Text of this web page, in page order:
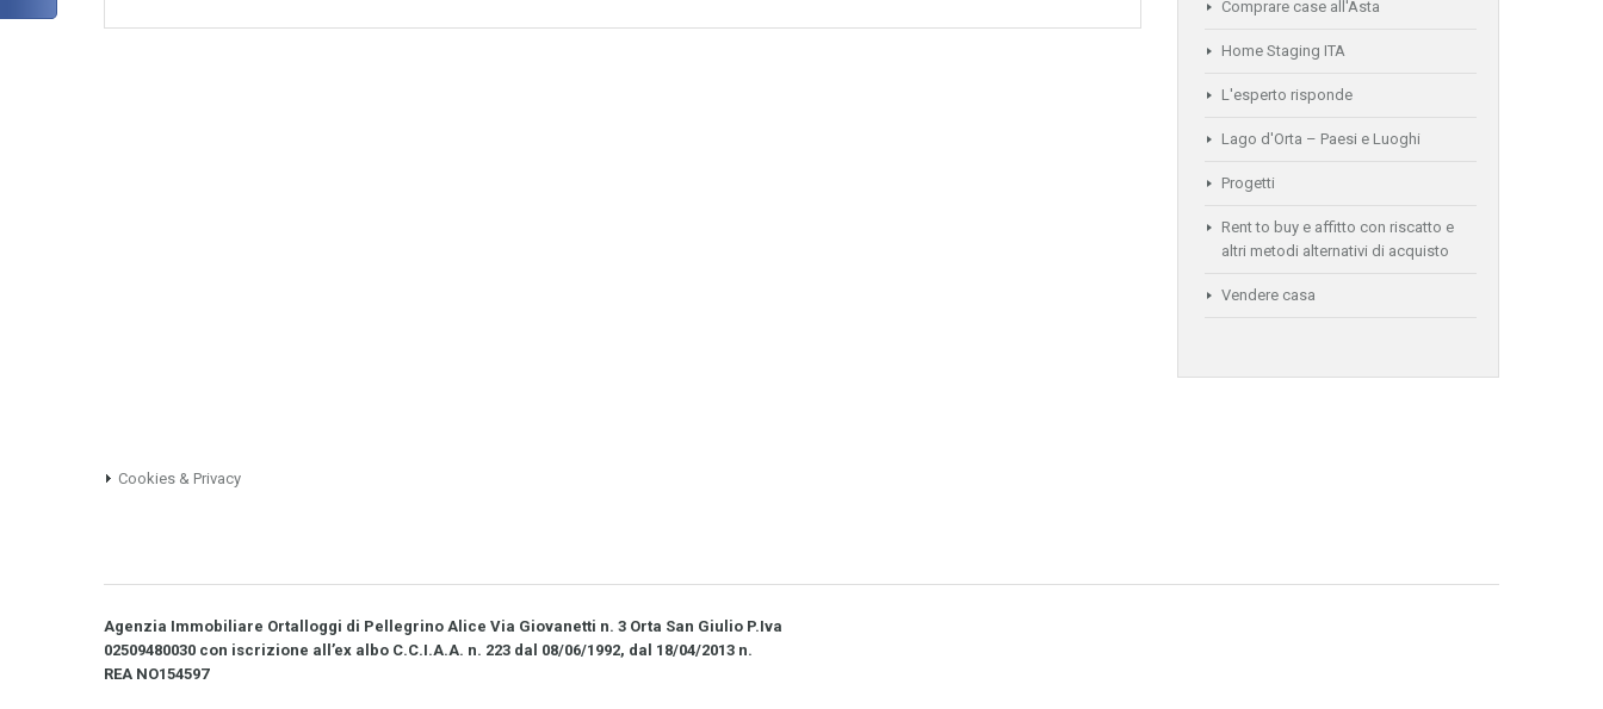
Comprare case all'Asta
Home Staging ITA
L'esperto risponde
Lago d'Orta – Paesi e Luoghi
Progetti
Rent to buy e affitto con riscatto e
altri metodi alternativi di acquisto
Vendere casa
Cookies & Privacy
Agenzia Immobiliare Ortalloggi di Pellegrino Alice Via Giovanetti n. 3 Orta San Giulio P.Iva
02509480030 con iscrizione all’ex albo C.C.I.A.A. n. 223 dal 08/06/1992, dal 18/04/2013 n.
REA NO­154597